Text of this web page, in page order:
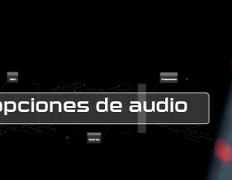
de audio